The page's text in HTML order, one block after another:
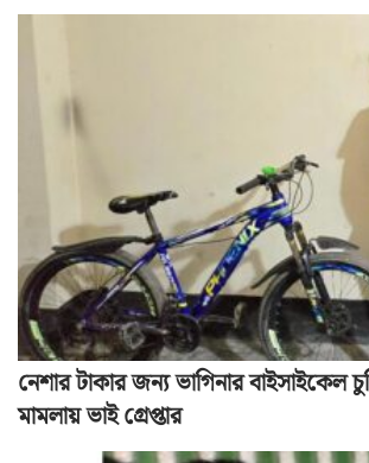
নেশার টাকার জন্য ভাগিনার বাইসাইকেল
মামলায় ভাই গ্রেপ্তার